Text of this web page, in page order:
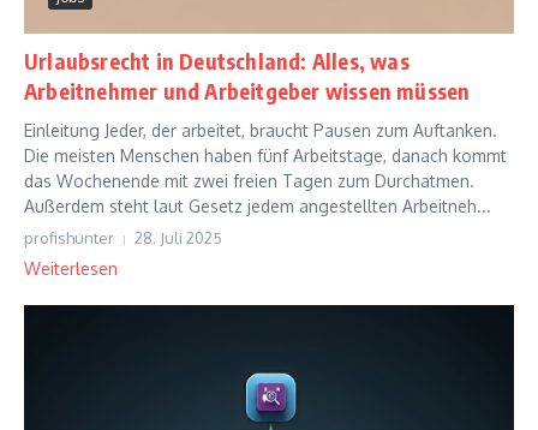
Urlaubsrecht in Deutschland: Alles, was
Arbeitnehmer und Arbeitgeber wissen müssen
Einleitung Jeder, der arbeitet, braucht Pausen zum Auftanken.
Die meisten Menschen haben fünf Arbeitstage, danach kommt
das Wochenende mit zwei freien Tagen zum Durchatmen.
Außerdem steht laut Gesetz jedem angestellten Arbeitneh...
profishunter 28. Juli 2025
Weiterlesen